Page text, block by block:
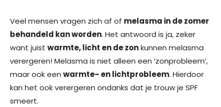
Veel mensen vragen zich af of melasma in de zomer
behandeld kan worden. Het antwoord is ja, zeker
want juist warmte, licht en de zonkunnen melasma
verergeren! Melasma is niet alleen een ‘zonprobleem’,
maar ook een warmte- en lichtprobleem. Hierdoor
kan het ook verergeren ondanks dat je trouw je SPF
smeert.